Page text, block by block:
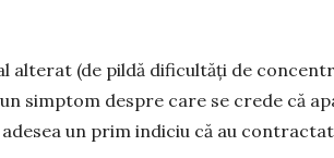
alterat (de pildă dificultăți de
simptom despre care se crede că
un prim indiciu că au contractat